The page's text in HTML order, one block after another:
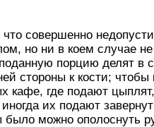
совершенно
но ни в коем случае
порцию делят в
стороны к кости; чтобы
кафе, где подают
их подают
можно ополоснуть